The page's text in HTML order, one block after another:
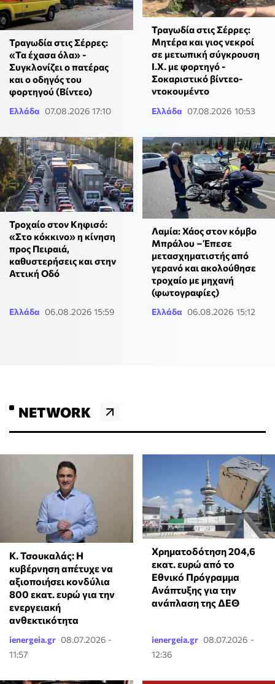
Τραγωδία στις Σέρρες:
«Τα έχασα όλα» -
Συγκλονίζει ο πατέρας
και ο οδηγός του
φορτηγού (Βίντεο)
Ελλάδα 07.08.2026 17:10
Τραγωδία στις Σέρρες:
Μητέρα και γιος νεκροί
σε μετωπική σύγκρουση
Ι.Χ. με φορτηγό -
Σοκαριστικό βίντεο-
ντοκουμέντο
Ελλάδα 07.08.2026 10:53
Τροχαίο στον Κηφισό:
«Στο κόκκινο» η κίνηση
προς Πειραιά,
καθυστερήσεις και στην
Αττική Οδό
Ελλάδα 06.08.2026 15:59
Λαμία: Χάος στον κόμβο
Μπράλου – Έπεσε
μετασχηματιστής από
γερανό και ακολούθησε
τροχαίο με μηχανή
(φωτογραφίες)
Ελλάδα 06.08.2026 15:12
NETWORK
Κ. Τσουκαλάς: Η
κυβέρνηση απέτυχε να
αξιοποιήσει κονδύλια
800 εκατ. ευρώ για την
ενεργειακή
ανθεκτικότητα
ienergeia.gr 08.07.2026 -
11:57
Χρηματοδότηση 204,6
εκατ. ευρώ από το
Εθνικό Πρόγραμμα
Ανάπτυξης για την
ανάπλαση της ΔΕΘ
ienergeia.gr 08.07.2026 -
12:36